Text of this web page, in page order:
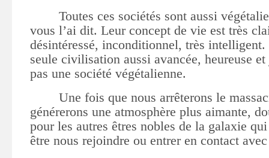
Toutes ces sociétés sont aussi
vous l’ai dit. Leur concept de vie est très
désintéressé, inconditionnel, très intelligent.
seule civilisation aussi avancée, heureuse
pas une société végétalienne.
Une fois que nous arrêterons le
générerons une atmosphère plus aimante,
pour les autres êtres nobles de la galaxie
être nous rejoindre ou entrer en contact